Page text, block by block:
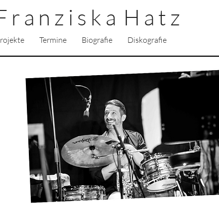
r a n z i s k a H a t z
Termine Biografie Diskografie